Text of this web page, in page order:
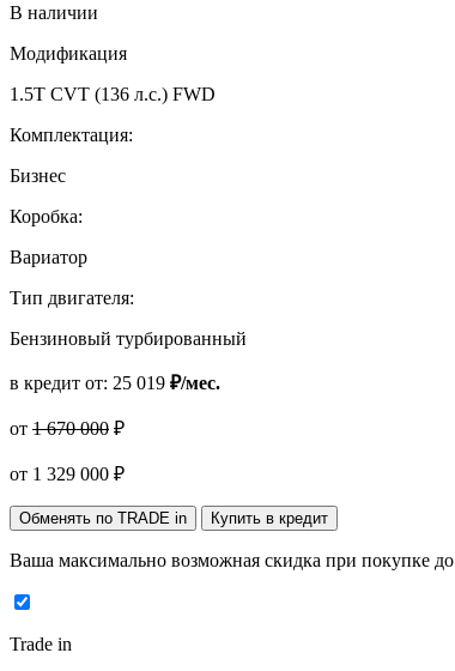
В наличии
Модификация
1.5T CVT (136 л.с.) FWD
Комплектация:
Бизнес
Коробка:
Вариатор
Тип двигателя:
Бензиновый турбированный
в кредит от: 25 019 ₽/мес.
от 1 670 000 ₽
от 1 329 000 ₽
Обменять по TRADE in Купить в кредит
Ваша максимально возможная скидка при покупке до
Trade in